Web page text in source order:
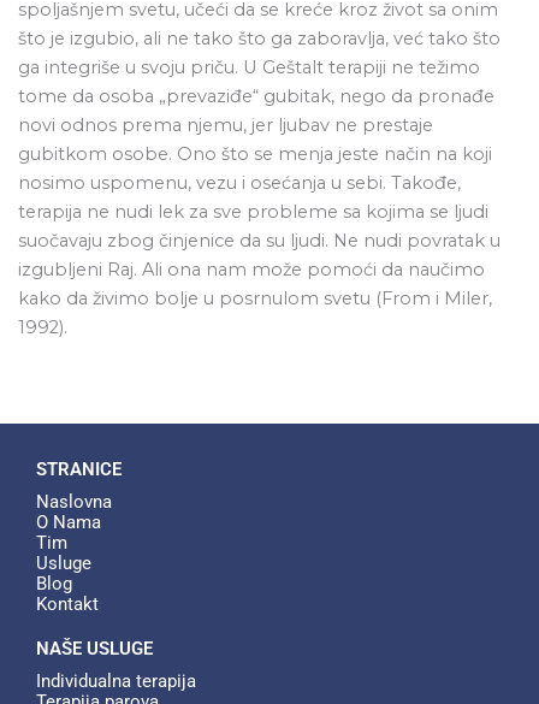
spoljašnjem svetu, učeći da se kreće kroz život sa onim
što je izgubio, ali ne tako što ga zaboravlja, već tako što
ga integriše u svoju priču. U Geštalt terapiji ne težimo
tome da osoba „prevaziđe“ gubitak, nego da pronađe
novi odnos prema njemu, jer ljubav ne prestaje
gubitkom osobe. Ono što se menja jeste način na koji
nosimo uspomenu, vezu i osećanja u sebi. Takođe,
terapija ne nudi lek za sve probleme sa kojima se ljudi
suočavaju zbog činjenice da su ljudi. Ne nudi povratak u
izgubljeni Raj. Ali ona nam može pomoći da naučimo
kako da živimo bolje u posrnulom svetu (From i Miler,
1992).
STRANICE
Naslovna
O Nama
Tim
Usluge
Blog
Kontakt
NAŠE USLUGE
Individualna terapija​